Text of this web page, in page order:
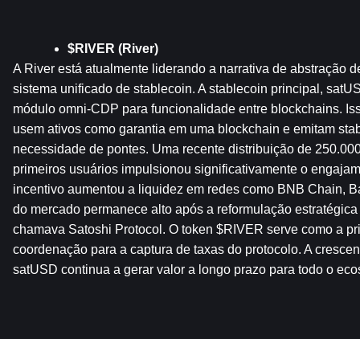
$RIVER (River)
A River está atualmente liderando a narrativa de abstração
sistema unificado de stablecoin. A stablecoin principal,
módulo omni-CDP para funcionalidade entre blockchains.
usem ativos como garantia em uma blockchain e emitam
necessidade de pontes. Uma recente distribuição de
primeiros usuários impulsionou significativamente o
incentivo aumentou a liquidez em redes como BNB Chain,
do mercado permanece alto após a reformulação
chamava Satoshi Protocol. O token $RIVER serve como a
coordenação para a captura de taxas do protocolo. A
satUSD continua a gerar valor a longo prazo para todo o